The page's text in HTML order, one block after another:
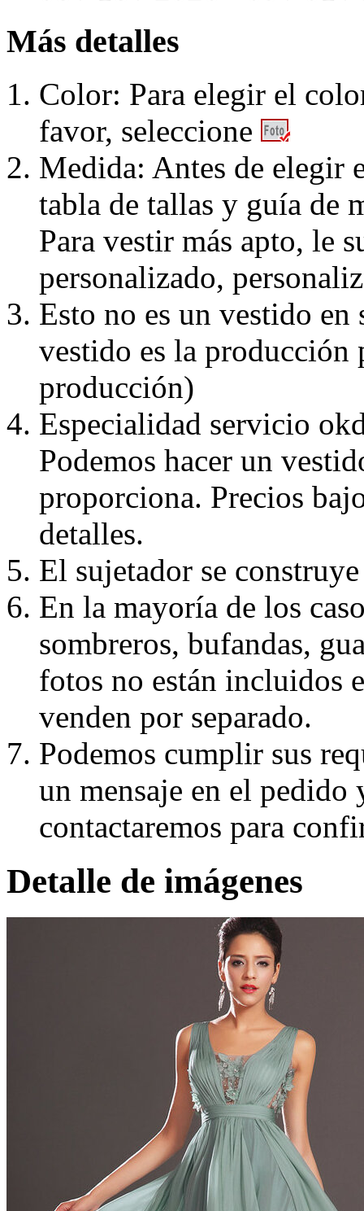
Más detalles
Color: Para elegir el
favor, seleccione
Medida: Antes de elegir
tabla de tallas y guía de
Para vestir más apto, le
personalizado,
Esto no es un vestido
vestido es la producción
producción)
Especialidad servicio
Podemos hacer un
proporciona. Precios
detalles.
El sujetador se
En la mayoría de los
sombreros, bufandas,
fotos no están incluidos
venden por separado.
Podemos cumplir sus
un mensaje en el pedido
contactaremos para
Detalle de imágenes